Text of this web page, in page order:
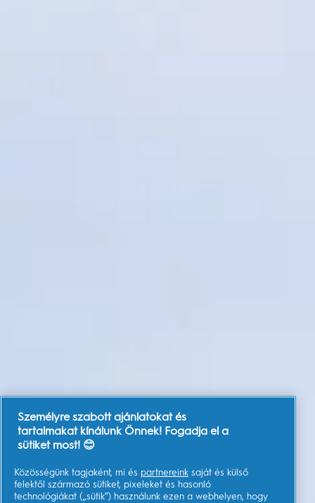
Személyre szabott ajánlatokat és
tartalmakat kínálunk Önnek! Fogadja el a
sütiket most! 😊
Közösségünk tagjaként, mi és partnereink saját és külső
felektől származó sütiket, pixeleket és hasonló
technológiákat („sütik”) használunk ezen a webhelyen, hogy